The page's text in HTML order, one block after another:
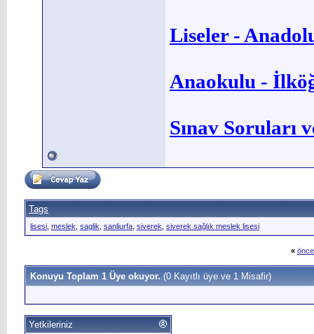
Liseler -
Anaokulu -
Sınav Soruları
Tags
lisesi meslek saglik sanliurfa siverek siverek sağlık meslek lisesi
«
Konuyu Toplam 1 Üye okuyor. (0 Kayıtlı üye ve 1 Misafir)
Yetkileriniz